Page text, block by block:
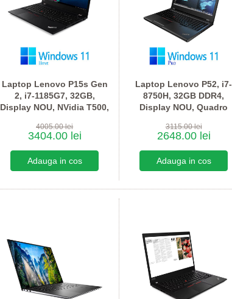
Laptop Lenovo P15s Gen
2, i7-1185G7, 32GB,
Display NOU, NVidia T500,
4005.00 lei
3404.00 lei
Laptop Lenovo P52, i7-
8750H, 32GB DDR4,
Display NOU, Quadro
3115.00 lei
2648.00 lei